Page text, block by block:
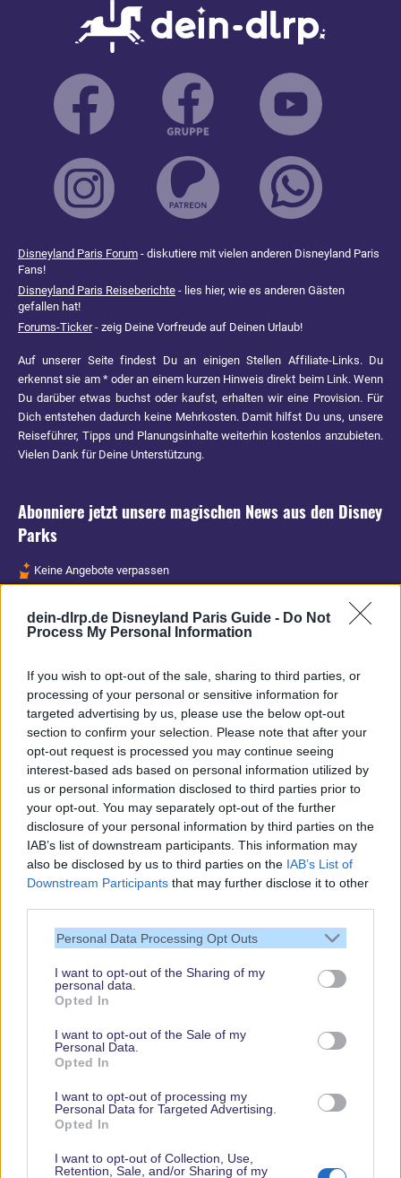
dein-dlrp.de Disneyland Paris Guide - Do Not
Process My Personal Information
If you wish to opt-out of the sale, sharing to third parties, or
processing of your personal or sensitive information for
targeted advertising by us, please use the below opt-out
section to confirm your selection. Please note that after your
opt-out request is processed you may continue seeing
interest-based ads based on personal information utilized by
us or personal information disclosed to third parties prior to
your opt-out. You may separately opt-out of the further
disclosure of your personal information by third parties on the
IAB’s list of downstream participants. This information may
also be disclosed by us to third parties on the IAB’s List of
Downstream Participants that may further disclose it to other
Personal Data Processing Opt Outs
I want to opt-out of the Sharing of my
personal data.
Opted In
I want to opt-out of the Sale of my
Personal Data.
Opted In
I want to opt-out of processing my
Personal Data for Targeted Advertising.
Opted In
I want to opt-out of Collection, Use,
Retention, Sale, and/or Sharing of my
Disneyland Paris Forum - diskutiere mit vielen anderen Disneyland Paris
Fans!
Disneyland Paris Reiseberichte - lies hier, wie es anderen Gästen
gefallen hat!
Forums-Ticker- zeig Deine Vorfreude auf Deinen Urlaub!
Auf unserer Seite findest Du an einigen Stellen Affiliate-Links. Du
erkennst sie am * oder an einem kurzen Hinweis direkt beim Link. Wenn
Du darüber etwas buchst oder kaufst, erhalten wir eine Provision. Für
Dich entstehen dadurch keine Mehrkosten. Damit hilfst Du uns, unsere
Reiseführer, Tipps und Planungsinhalte weiterhin kostenlos anzubieten.
Vielen Dank für Deine Unterstützung.
Abonniere jetzt unsere magischen News aus den Disney
Parks
Keine Angebote verpassen
Spannende Lesetipps
Vielen Dank,
dass Du unsere
Seite liest.
Schau regelmäßig
© dein-dlrp | Einige Elemente ©Disney. dein-dlrp ist ein Reiseführer für
Disneyland Paris & Walt Disney World und ist unabhängig von "The Walt
Disney Company", "EuroDisney S.C.A." oder deren Tochter- sowie
Partnerunternehmen.
Impressum|Datenschutzerklärung